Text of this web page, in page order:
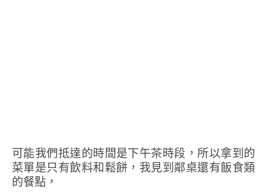
可能我們抵達的時間是下午茶時段，所以拿到的
菜單是只有飲料和鬆餅，我見到鄰桌還有飯食類
的餐點，